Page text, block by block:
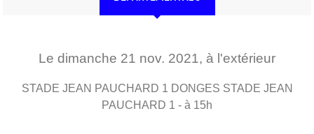
Le dimanche 21 nov. 2021, à l'extérieur
STADE JEAN PAUCHARD 1 DONGES STADE JEAN
PAUCHARD 1 - à 15h